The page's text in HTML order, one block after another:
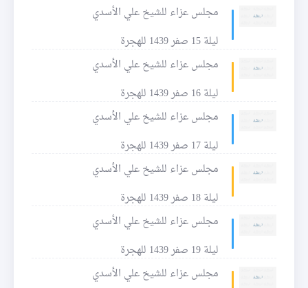
مجلس عزاء للشيخ علي الأسدي
ليلة 15 صفر 1439 للهجرة
مجلس عزاء للشيخ علي الأسدي
ليلة 16 صفر 1439 للهجرة
مجلس عزاء للشيخ علي الأسدي
ليلة 17 صفر 1439 للهجرة
مجلس عزاء للشيخ علي الأسدي
ليلة 18 صفر 1439 للهجرة
مجلس عزاء للشيخ علي الأسدي
ليلة 19 صفر 1439 للهجرة
مجلس عزاء للشيخ علي الأسدي